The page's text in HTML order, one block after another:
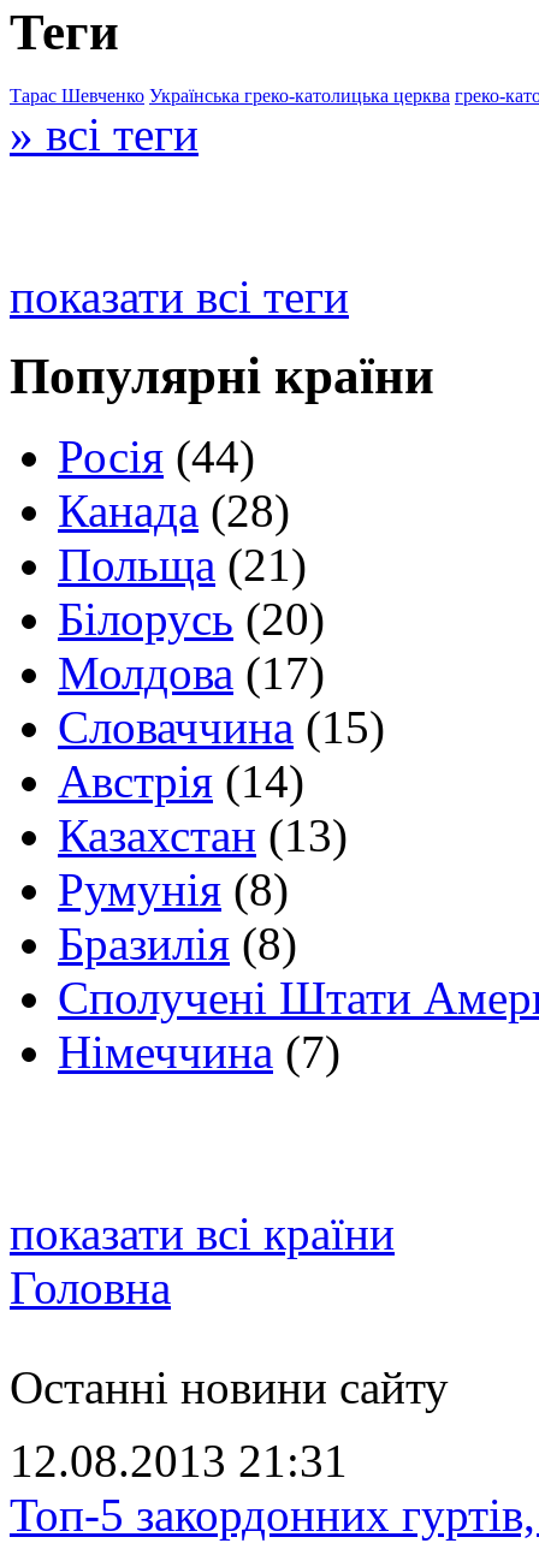
Теги
Тарас Шевченко Українська греко-католицька церква греко-
» всі теги
показати всі теги
Популярні країни
Росія (44)
Канада (28)
Польща (21)
Білорусь (20)
Молдова (17)
Словаччина (15)
Австрія (14)
Казахстан (13)
Румунія (8)
Бразилія (8)
Сполучені Штати
Німеччина (7)
показати всі країни
Головна
Останні новини сайту
12.08.2013 21:31
Топ-5 закордонних